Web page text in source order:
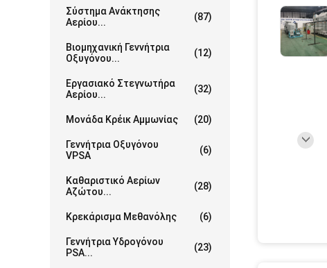
Σύστημα Ανάκτησης
Αερίου...
(87)
Βιομηχανική Γεννήτρια
Οξυγόνου...
(12)
Εργασιακό Στεγνωτήρα
Αερίου...
(32)
Μονάδα Κρέικ Αμμωνίας (20)
Γεννήτρια Οξυγόνου
VPSA
(6)
Καθαριστικό Αερίων
Αζώτου...
(28)
Κρεκάρισμα Μεθανόλης (6)
Γεννήτρια Υδρογόνου
PSA...
(23)